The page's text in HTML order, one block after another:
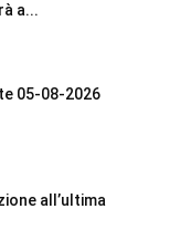
a...
05-08-2026
all’ultima